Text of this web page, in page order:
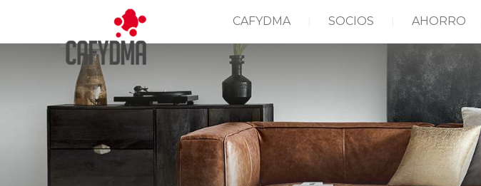
CAFYDMA SOCIOS AHORRO